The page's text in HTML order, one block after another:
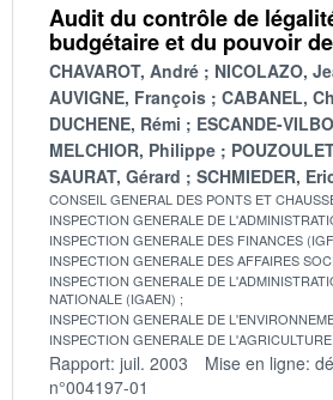
Audit du contrôle de
budgétaire et du pouvoir
CHAVAROT, André
NICOLAZO,
AUVIGNE, François
CABANEL,
DUCHENE, Rémi
ESCANDE-
MELCHIOR, Philippe
SAURAT, Gérard
SCHMIEDER,
CONSEIL GENERAL DES PONTS ET
INSPECTION GENERALE DE
INSPECTION GENERALE DES FINANCES
INSPECTION GENERALE DES AFFAIRES
INSPECTION GENERALE DE
NATIONALE (IGAEN)
INSPECTION GENERALE DE
INSPECTION GENERALE DE L'AGRICULTURE
Rapport: juil. 2003 Mise en ligne:
n°004197-01